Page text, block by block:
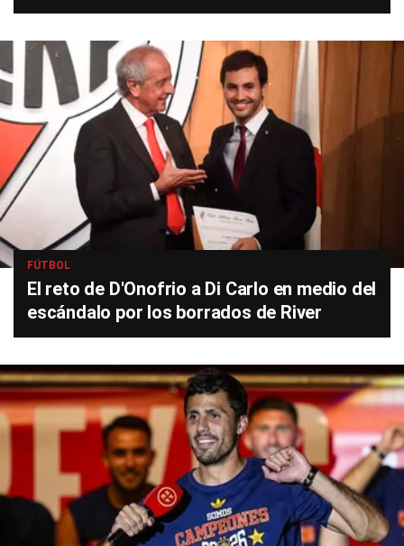
FÚTBOL
El reto de D'Onofrio a Di Carlo en medio del
escándalo por los borrados de River